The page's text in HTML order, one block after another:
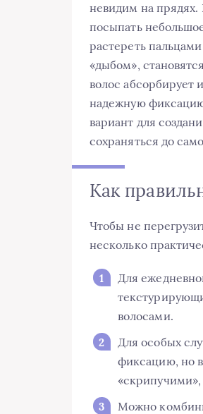
невидим на прядях.
посыпать
растереть
«дыбом»,
волос абсорбирует
надежную
вариант для
сохраняться до
Как
Чтобы не
несколько
Для
волосами.
Для особых
фиксацию, но
«скрипучими»,
Можно